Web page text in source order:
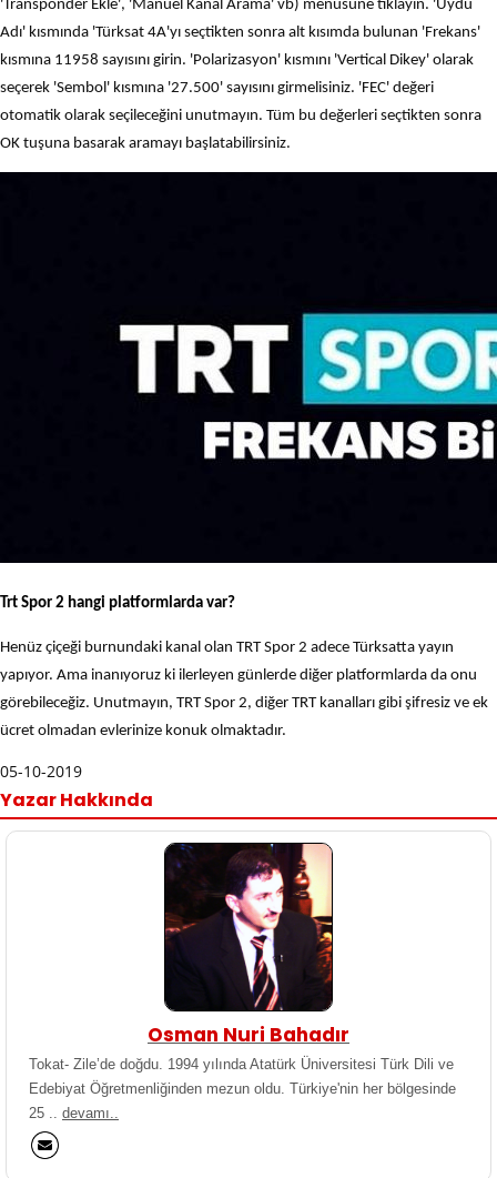
'Transponder Ekle', 'Manuel Kanal Arama' vb) menüsüne tıklayın. 'Uydu
Adı' kısmında 'Türksat 4A'yı seçtikten sonra alt kısımda bulunan 'Frekans'
kısmına 11958 sayısını girin. 'Polarizasyon' kısmını 'Vertical Dikey' olarak
seçerek 'Sembol' kısmına '27.500' sayısını girmelisiniz. 'FEC' değeri
otomatik olarak seçileceğini unutmayın. Tüm bu değerleri seçtikten sonra
OK tuşuna basarak aramayı başlatabilirsiniz.
Trt Spor 2 hangi platformlarda var?
Henüz çiçeği burnundaki kanal olan TRT Spor 2 adece Türksatta yayın
yapıyor. Ama inanıyoruz ki ilerleyen günlerde diğer platformlarda da onu
görebileceğiz. Unutmayın, TRT Spor 2, diğer TRT kanalları gibi şifresiz ve ek
ücret olmadan evlerinize konuk olmaktadır.
05-10-2019
Yazar Hakkında
Osman Nuri Bahadır
Tokat- Zile’de doğdu. 1994 yılında Atatürk Üniversitesi Türk Dili ve
Edebiyat Öğretmenliğinden mezun oldu. Türkiye'nin her bölgesinde
25 .. devamı..